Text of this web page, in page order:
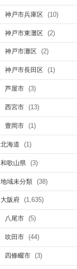
神戸市兵庫区 (10)
神戸市東灘区 (2)
神戸市灘区 (2)
神戸市長田区 (1)
芦屋市 (3)
西宮市 (13)
豊岡市 (1)
北海道 (1)
和歌山県 (3)
地域未分類 (38)
大阪府 (1,635)
八尾市 (5)
吹田市 (44)
四條畷市 (3)